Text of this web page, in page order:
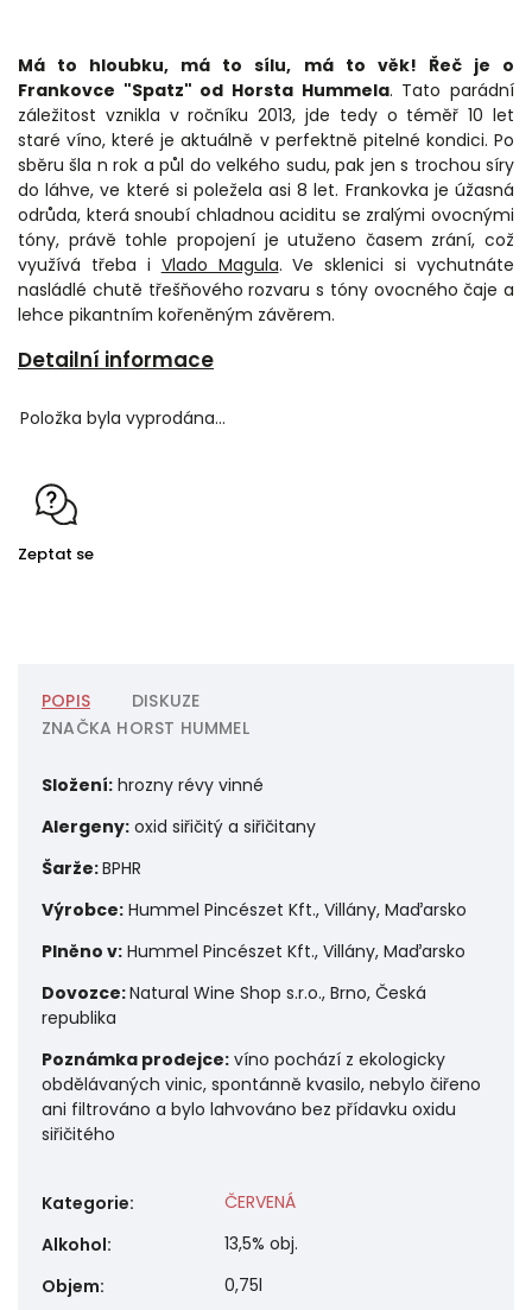
Má to hloubku, má to sílu, má to věk! Řeč je o
Frankovce "Spatz" od Horsta Hummela. Tato parádní
záležitost vznikla v ročníku 2013, jde tedy o téměř 10 let
staré víno, které je aktuálně v perfektně pitelné kondici. Po
sběru šla n rok a půl do velkého sudu, pak jen s trochou síry
do láhve, ve které si poležela asi 8 let. Frankovka je úžasná
odrůda, která snoubí chladnou aciditu se zralými ovocnými
tóny, právě tohle propojení je utuženo časem zrání, což
využívá třeba i Vlado Magula. Ve sklenici si vychutnáte
nasládlé chutě třešňového rozvaru s tóny ovocného čaje a
lehce pikantním kořeněným závěrem.
Detailní informace
Položka byla vyprodána…
Zeptat se
POPIS
DISKUZE
ZNAČKA HORST HUMMEL
Složení: hrozny révy vinné
Alergeny: oxid siřičitý a siřičitany
Šarže:BPHR
Výrobce: Hummel Pincészet Kft., Villány, Maďarsko
Plněno v: Hummel Pincészet Kft., Villány, Maďarsko
Dovozce:Natural Wine Shop s.r.o., Brno, Česká
republika
Poznámka prodejce: víno pochází z ekologicky
obdělávaných vinic, spontánně kvasilo, nebylo čiřeno
ani filtrováno a bylo lahvováno bez přídavku oxidu
siřičitého
Kategorie:
ČERVENÁ
Alkohol:
13,5% obj.
Objem: 0,75l